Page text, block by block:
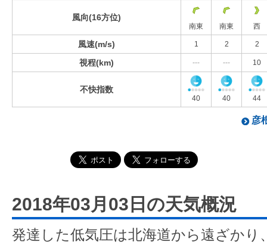
風向(16方位)
南東 南東 西
風速(m/s) 1 2 2
視程(km) --- --- 10
不快指数
40 40 44
彦
2018年03月03日の天気概況
発達した低気圧は北海道から遠ざかり